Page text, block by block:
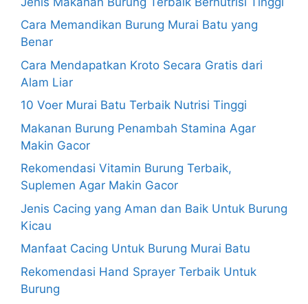
Cara Memandikan Burung Murai Batu yang
Benar
Cara Mendapatkan Kroto Secara Gratis dari
Alam Liar
10 Voer Murai Batu Terbaik Nutrisi Tinggi
Makanan Burung Penambah Stamina Agar
Makin Gacor
Rekomendasi Vitamin Burung Terbaik,
Suplemen Agar Makin Gacor
Jenis Cacing yang Aman dan Baik Untuk Burung
Kicau
Manfaat Cacing Untuk Burung Murai Batu
Rekomendasi Hand Sprayer Terbaik Untuk
Burung